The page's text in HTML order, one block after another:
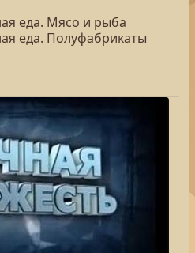
еда. Мясо и рыба
еда. Полуфабрикаты